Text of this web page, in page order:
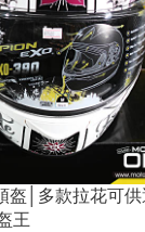
盔│多款拉花可
王